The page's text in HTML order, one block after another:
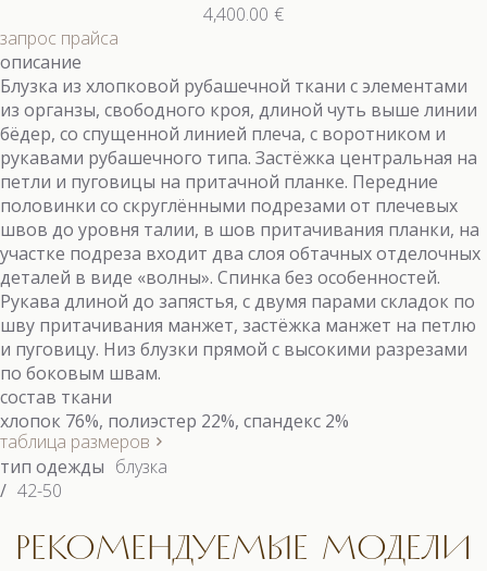
€
4,400.00
запрос прайса
описание
Блузка из хлопковой рубашечной ткани с элементами
из органзы, свободного кроя, длиной чуть выше линии
бёдер, со спущенной линией плеча, с воротником и
рукавами рубашечного типа. Застёжка центральная на
петли и пуговицы на притачной планке. Передние
половинки со скруглёнными подрезами от плечевых
швов до уровня талии, в шов притачивания планки, на
участке подреза входит два слоя обтачных отделочных
деталей в виде «волны». Спинка без особенностей.
Рукава длиной до запястья, с двумя парами складок по
шву притачивания манжет, застёжка манжет на петлю
и пуговицу. Низ блузки прямой с высокими разрезами
по боковым швам.
состав ткани
хлопок 76%, полиэстер 22%, спандекс 2%
таблица размеров
тип одежды блузка
/ 42-50
РЕКОМЕНДУЕМЫЕ МОДЕЛИ